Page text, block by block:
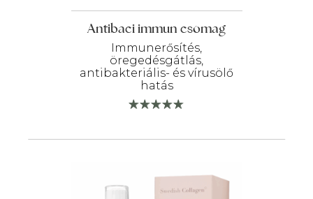
Antibaci immun csomag
Immunerősítés,
öregedésgátlás,
antibakteriális- és vírusölő
hatás